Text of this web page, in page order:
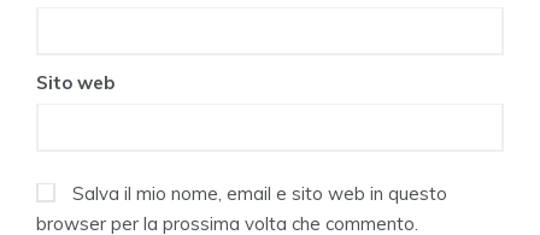
Sito web
Salva il mio nome, email e sito web in questo
browser per la prossima volta che commento.